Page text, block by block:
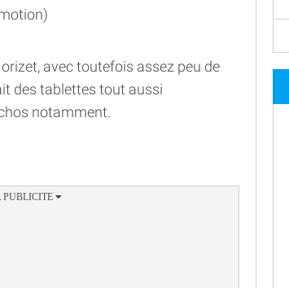
avec toutefois assez peu de
des tablettes tout aussi
notamment.